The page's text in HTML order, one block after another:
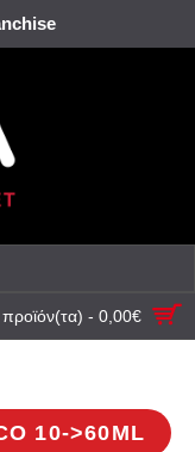
- 0,00€
10->60ML